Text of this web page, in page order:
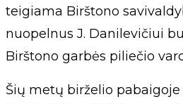
teigiama Birštono
nuopelnus J. Danilevičiui
Birštono garbės piliečio
Šių metų birželio pabaigoje